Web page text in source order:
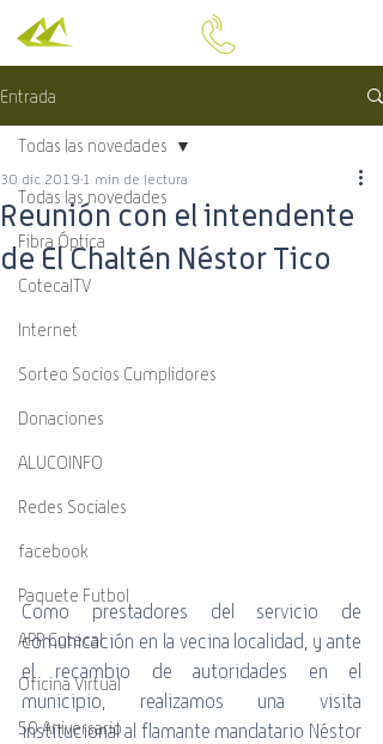
Entrada
Todas las novedades
Fibra Óptica
CotecalTV
Internet
Sorteo Socios Cumplidores
Donaciones
ALUCOINFO
Redes Sociales
facebook
Paquete Futbol
APP Cotecal
Oficina Virtual
50 Aniversario
Todas las novedades
Reunión con el intendente
de El Chaltén Néstor Tico
30 dic 2019 1 min de lectura
Como prestadores del servicio de
comunicación en la vecina localidad, y ante
el recambio de autoridades en el
municipio, realizamos una visita
institucional al flamante mandatario Néstor